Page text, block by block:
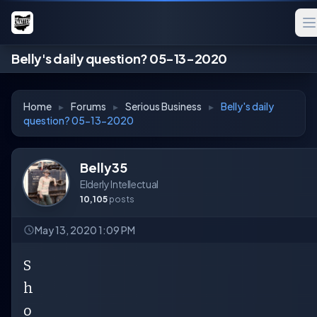
Belly's daily question? 05-13-2020
Home ▸ Forums ▸ Serious Business ▸ Belly's daily
question? 05-13-2020
Belly35
Elderly Intellectual
10,105 posts
May 13, 2020 1:09 PM
S
h
o